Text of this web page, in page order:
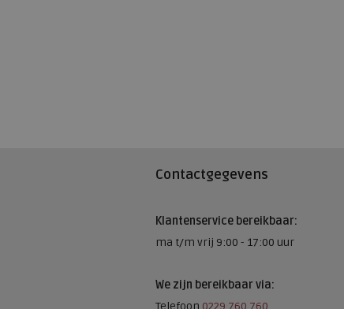
Contactgegevens
Klantenservice bereikbaar:
ma t/m vrij 9:00 - 17:00 uur
We zijn bereikbaar via:
Telefoon 0229 760 760